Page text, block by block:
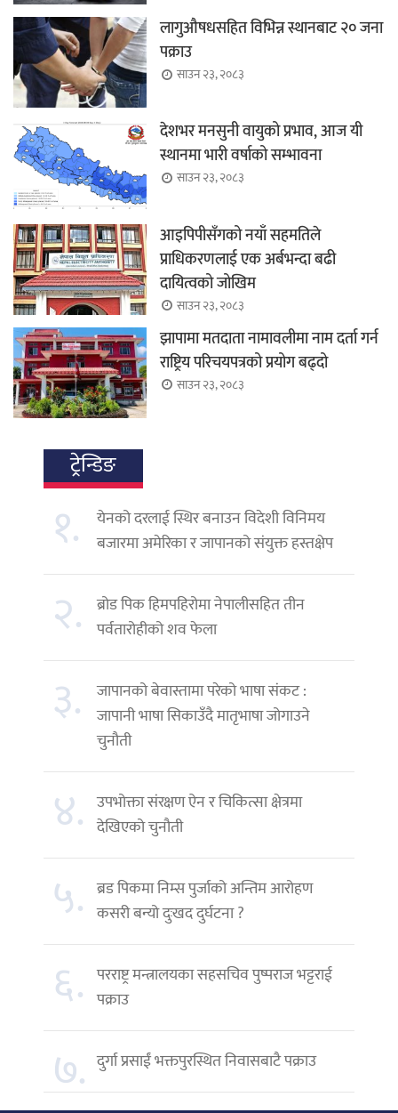
लागुऔषधसहित विभिन्न स्थानबाट २० जना
पक्राउ
साउन २३, २०८३
देशभर मनसुनी वायुको प्रभाव, आज यी
स्थानमा भारी वर्षाको सम्भावना
साउन २३, २०८३
आइपिपीसँगको नयाँ सहमतिले
प्राधिकरणलाई एक अर्बभन्दा बढी
दायित्वको जोखिम
साउन २३, २०८३
झापामा मतदाता नामावलीमा नाम दर्ता गर्न
राष्ट्रिय परिचयपत्रको प्रयोग बढ्दो
साउन २३, २०८३
ट्रेन्डिङ
१.
येनको दरलाई स्थिर बनाउन विदेशी विनिमय
बजारमा अमेरिका र जापानको संयुक्त हस्तक्षेप
२. ब्रोड पिक हिमपहिरोमा नेपालीसहित तीन
पर्वतारोहीको शव फेला
३.
जापानको बेवास्तामा परेको भाषा संकट :
जापानी भाषा सिकाउँदै मातृभाषा जोगाउने
चुनौती
४. उपभोक्ता संरक्षण ऐन र चिकित्सा क्षेत्रमा
देखिएको चुनौती
५. ब्रड पिकमा निम्स पुर्जाको अन्तिम आरोहण
कसरी बन्यो दुःखद दुर्घटना ?
६. परराष्ट्र मन्त्रालयका सहसचिव पुष्पराज भट्टराई
पक्राउ
७. दुर्गा प्रसाईं भक्तपुरस्थित निवासबाटै पक्राउ